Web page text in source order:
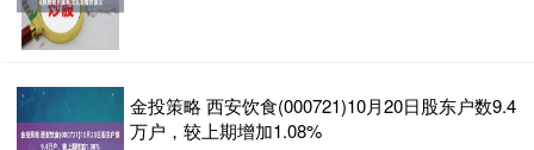
金投策略 西安饮食(000721)10月20日股东户数9.4
万户，较上期增加1.08%